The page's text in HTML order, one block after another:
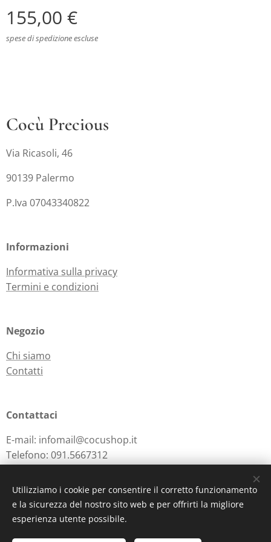
155,00 €
spese di spedizione escluse
Cocù Precious
Via Ricasoli, 46
90139 Palermo
P.Iva 07043340822
Informazioni
Informativa sulla privacy
Termini e condizioni
Negozio
Chi siamo
Contatti
Contattaci
E-mail: infomail@cocushop.it
Telefono: 091.5667312
Powered byWebnode Cookies
Utilizziamo i cookie per consentire il corretto funzionamento
e la sicurezza del nostro sito web e per offrirti la migliore
esperienza utente possibile.